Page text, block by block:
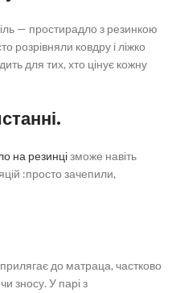
— простирадло з резинкою
розрівняли ковдру і ліжко
для тих, хто цінує кожну
на резинцізможе навіть
:просто зачепили,
до матраца, частково
зносу. У парі з